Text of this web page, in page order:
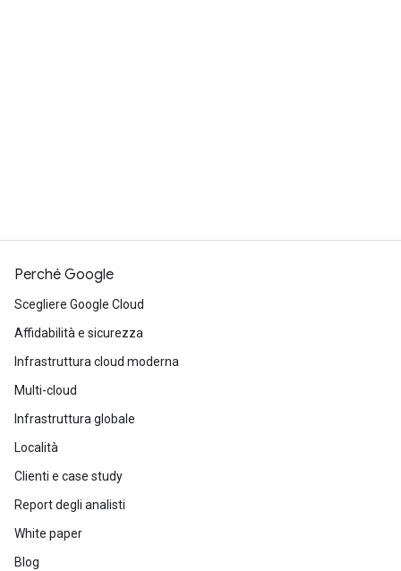
Perché Google
Scegliere Google Cloud
Affidabilità e sicurezza
Infrastruttura cloud moderna
Multi-cloud
Infrastruttura globale
Località
Clienti e case study
Report degli analisti
White paper
Blog